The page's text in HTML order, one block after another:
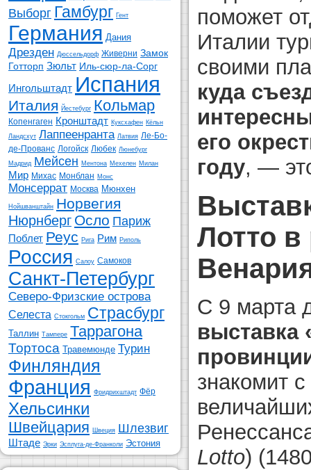
Выборг Гамбург Гент
Германия Дания
Дрезден Дюссельдорф Живерни Замок
Готторп Зюльт Иль-сюр-ла-Сорг
Ингольштадт Испания
Италия Йестебург Кольмар
Копенгаген Кронштадт Куксхафен Кёльн
Ландсхут Лаппеенранта Латвия Ле-Бо-
де-Прованс Логойск Любек Люнебург
Мадрид Мейсен Ментона Мехелен Милан
Мир Михас Монблан Монс
Монсеррат Москва Мюнхен
Нойшванштайн Норвегия
Нюрнберг Осло Париж
Поблет Реус Рига Рим Риполь
Россия Салоу Самоков
Санкт-Петербург
Северо-Фризские острова
Селеста Стокгольм Страсбург
Таллин Тампере Таррагона
Тортоса Травемюнде Турин
Финляндия
Франция Фридрихштадт Фёр
Хельсинки
Швейцария Швеция Шлезвиг
Штаде Эрки Эсплуга-де-Франколи Эстония
поможет
Италии
своими
куда
его
году, —
Лотто в
С 9 марта
выставка
знакомит
Lotto)